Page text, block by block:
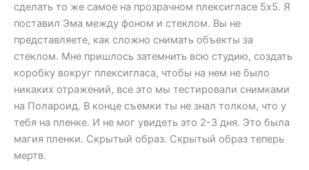
сделать то же самое на прозрачном плексигласе 5х5. Я
поставил Эма между фоном и стеклом. Вы не
представляете, как сложно снимать объекты за
стеклом. Мне пришлось затемнить всю студию, создать
коробку вокруг плексигласа, чтобы на нем не было
никаких отражений, все это мы тестировали снимками
на Полароид. В конце съемки ты не знал толком, что у
тебя на пленке. И не мог увидеть это 2-3 дня. Это была
магия пленки. Скрытый образ. Скрытый образ теперь
мертв.